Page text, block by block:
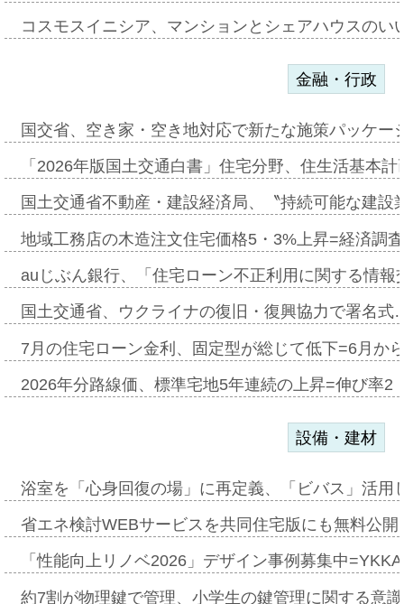
コスモスイニシア、マンションとシェアハウスの
金融・行政
国交省、空き家・空き地対応で新たな施策パッケ
「2026年版国土交通白書」住宅分野、住生活基本
国土交通省不動産・建設経済局、〝持続可能な建
地域工務店の木造注文住宅価格5・3%上昇=経済調
auじぶん銀行、「住宅ローン不正利用に関する情
国土交通省、ウクライナの復旧・復興協力で署名
7月の住宅ローン金利、固定型が総じて低下=6月か
2026年分路線価、標準宅地5年連続の上昇=伸び率
設備・建材
浴室を「心身回復の場」に再定義、「ビバス」活
省エネ検討WEBサービスを共同住宅版にも無料公
「性能向上リノベ2026」デザイン事例募集中
約7割が物理鍵で管理、小学生の鍵管理に関する意